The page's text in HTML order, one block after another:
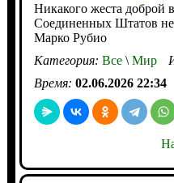
Никакого жеста доброй
Соединенных Штатов не
Марко Рубио
Категория: Все\Мир
Время: 02.06.2026 22:34